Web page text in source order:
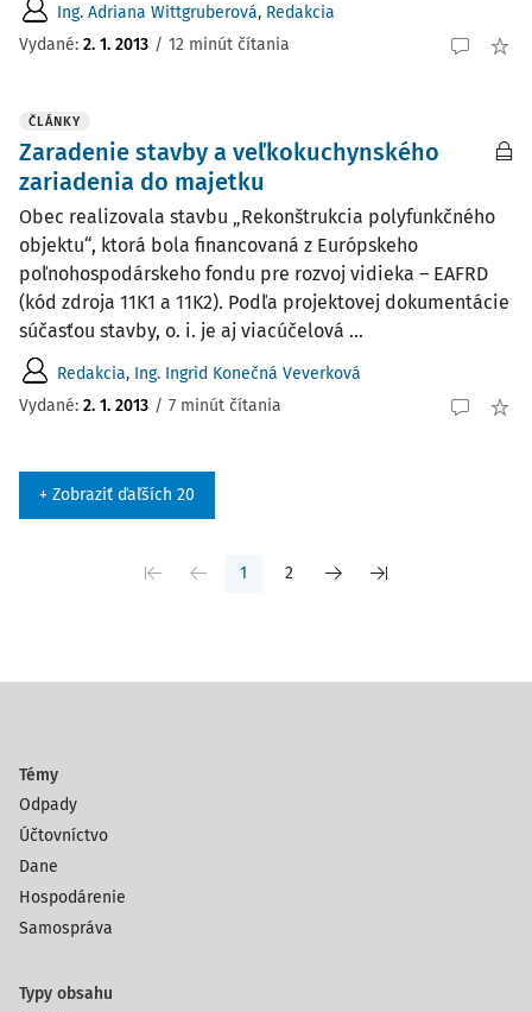
Ing. Adriana Wittgruberová, Redakcia
Vydané: 2. 1. 2013 / 12 minút čítania
ČLÁNKY
Zaradenie stavby a veľkokuchynského
zariadenia do majetku
Obec realizovala stavbu „Rekonštrukcia polyfunkčného
objektu“, ktorá bola financovaná z Európskeho
poľnohospodárskeho fondu pre rozvoj vidieka – EAFRD
(kód zdroja 11K1 a 11K2). Podľa projektovej dokumentácie
súčasťou stavby, o. i. je aj viacúčelová ...
Redakcia, Ing. Ingrid Konečná Veverková
Vydané: 2. 1. 2013 / 7 minút čítania
+ Zobraziť ďaľších 20
1 2
Témy
Odpady
Účtovníctvo
Dane
Hospodárenie
Samospráva
Typy obsahu